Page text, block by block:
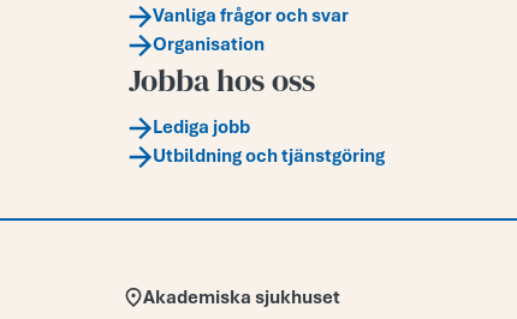
Vanliga frågor och svar
Organisation
Jobba hos oss
Lediga jobb
Utbildning och tjänstgöring
Adress:
Akademiska sjukhuset